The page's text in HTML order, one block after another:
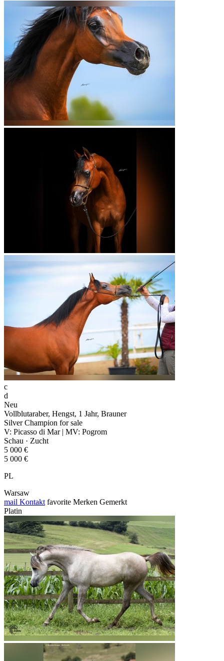
c
d
Neu
Vollblutaraber, Hengst, 1 Jahr, Brauner
Silver Champion for sale
V: Picasso di Mar | MV: Pogrom
Schau · Zucht
5 000 €
5 000 €
PL
Warsaw
mail Kontakt favorite Merken Gemerkt
Platin